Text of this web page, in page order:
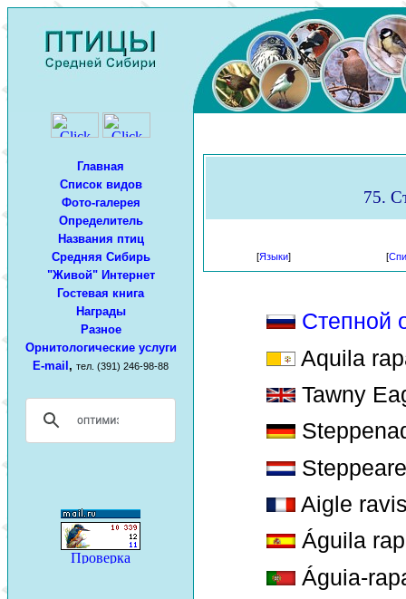
Главная
Список видов
Фото-галерея
Определитель
Названия птиц
Средняя Сибирь
"Живой" Интернет
Гостевая книга
Награды
Разное
Орнитологические услуги
E-mail , тел. (391) 246-98-88
75.
[Языки] [
Степной
Aquila
Tawny
Aigle
Águila
Águia-